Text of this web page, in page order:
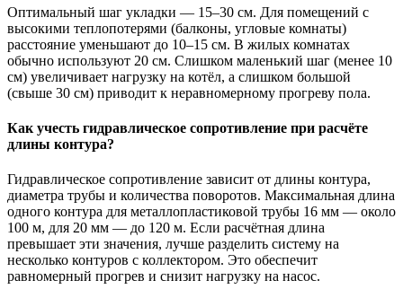
Оптимальный шаг укладки — 15–30 см. Для помещений с
высокими теплопотерями (балконы, угловые комнаты)
расстояние уменьшают до 10–15 см. В жилых комнатах
обычно используют 20 см. Слишком маленький шаг (менее 10
см) увеличивает нагрузку на котёл, а слишком большой
(свыше 30 см) приводит к неравномерному прогреву пола.
Как учесть гидравлическое сопротивление при расчёте
длины контура?
Гидравлическое сопротивление зависит от длины контура,
диаметра трубы и количества поворотов. Максимальная длина
одного контура для металлопластиковой трубы 16 мм — около
100 м, для 20 мм — до 120 м. Если расчётная длина
превышает эти значения, лучше разделить систему на
несколько контуров с коллектором. Это обеспечит
равномерный прогрев и снизит нагрузку на насос.